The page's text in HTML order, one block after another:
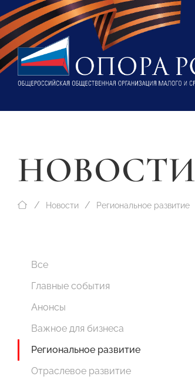
НОВОСТИ
Новости Региональное развитие
Все
Главные события
Анонсы
Важное для бизнеса
Региональное развитие
Отраслевое развитие